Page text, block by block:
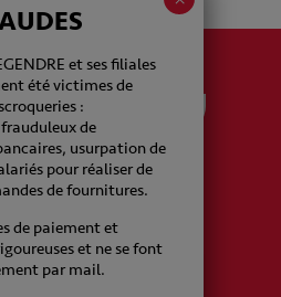
Legendre
de la part du Groupe
et ses filiales
été victimes de
:
de
usurpation de
pour réaliser de
de fournitures.
de paiement et
et ne se font
par mail.